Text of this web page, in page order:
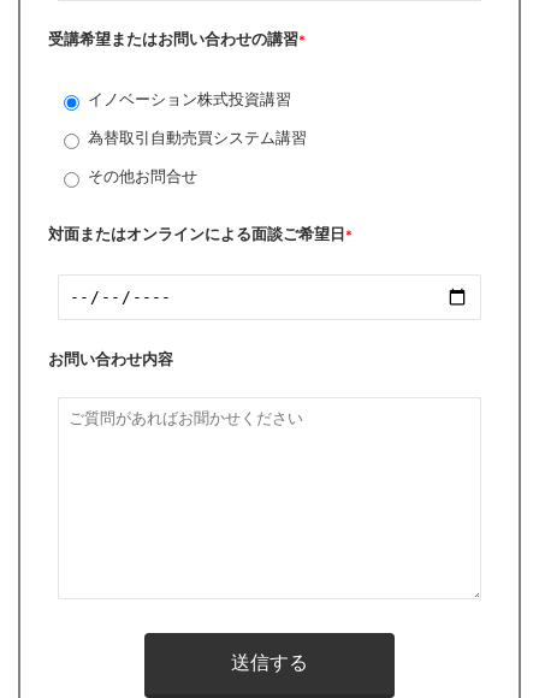
受講希望またはお問い合わせの講習*
イノベーション株式投資講習
為替取引自動売買システム講習
その他お問合せ
対面またはオンラインによる面談ご希望日*
お問い合わせ内容